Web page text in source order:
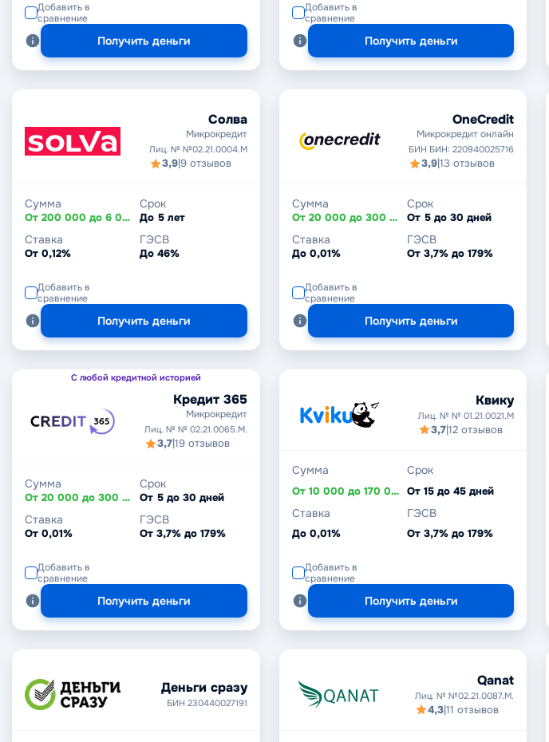
Добавить в
сравнение
Получить деньги
Добавить в
сравнение
Получить деньги
Солва
Микрокредит
Лиц. № №02.21.0004.М
3,9|9 отзывов
Сумма
От 200 000 до 6 000 000 ₸
Срок
До 5 лет
Ставка
От 0,12%
ГЭСВ
До 46%
Добавить в
сравнение
Получить деньги
OneCredit
Микрокредит онлайн
БИН БИН: 220940025716
3,9|13 отзывов
Сумма
От 20 000 до 300 000 ₸
Срок
От 5 до 30 дней
Ставка
До 0,01%
ГЭСВ
От 3,7% до 179%
Добавить в
сравнение
Получить деньги
С любой кредитной историей
Кредит 365
Микрокредит
Лиц. № № 02.21.0065.M.
3,7|19 отзывов
Сумма
От 20 000 до 300 000 ₸
Срок
От 5 до 30 дней
Ставка
От 0,01%
ГЭСВ
От 3,7% до 179%
Добавить в
сравнение
Получить деньги
Квику
Лиц. № № 01.21.0021.M
3,7|12 отзывов
Сумма
От 10 000 до 170 000 ₸
Срок
От 15 до 45 дней
Ставка
До 0,01%
ГЭСВ
От 3,7% до 179%
Добавить в
сравнение
Получить деньги
Деньги сразу
БИН 230440027191
Qanat
Лиц. № №02.21.0087.М.
4,3|11 отзывов